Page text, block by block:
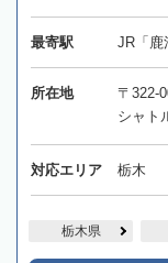
最寄駅 JR「鹿
所在地
〒322-
シャト
対応エリア 栃木
栃木県